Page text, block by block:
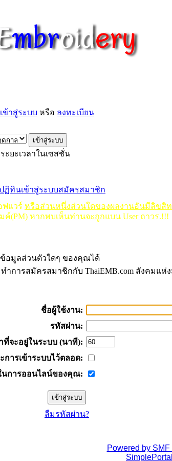
เข้าสู่ระบบ หรือ ลงทะเบียน
ะยะเวลาในเซสชั่น
ฏิทินเข้าสู่ระบบสมัครสมาชิก
ฟแวร์ หรือส่วนหนึ่งส่วนใดของผลงานอันมีลิขสิ
(PM) หากพบเห็นท่านจะถูกแบน User ถาวร.!!!
อมูลส่วนตัวใดๆ ของคุณได้
ทำการสมัครสมาชิกกับ ThaiEMB.com สังคมแห่
ชื่อผู้ใช้งาน:
รหัสผ่าน:
ที่จะอยู่ในระบบ (นาที):
การเข้าระบบไว้ตลอด:
นการออนไลน์ของคุณ:
ลืมรหัสผ่าน?
Powered by SMF